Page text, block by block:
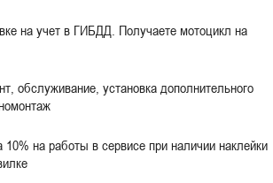
на учет в ГИБДД. Получаете мотоцикл на
обслуживание, установка дополнительного
10% на работы в сервисе при наличии наклейки